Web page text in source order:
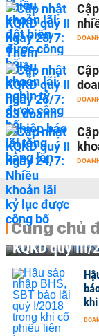
Cùng chủ
KQKD quý III/